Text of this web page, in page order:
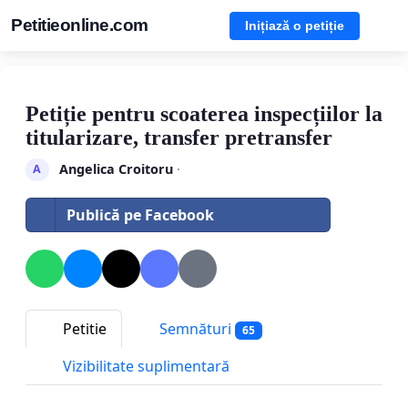
Petitieonline.com Inițiază o petiție
Petiție pentru scoaterea inspecțiilor la
titularizare, transfer pretransfer
A Angelica Croitoru·
Publică pe Facebook
Petitie Semnături 65
Vizibilitate suplimentară